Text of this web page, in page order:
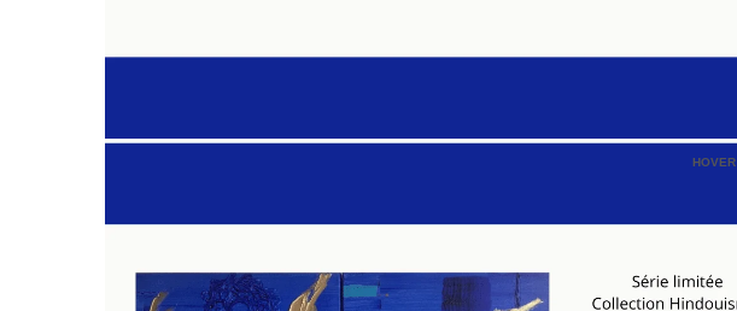
HOVER